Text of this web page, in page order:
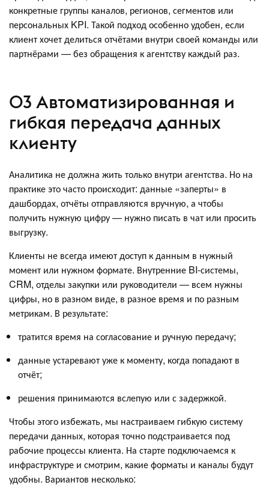
конкретные группы каналов, регионов, сегментов или
персональных KPI. Такой подход особенно удобен, если
клиент хочет делиться отчётами внутри своей команды или
партнёрами — без обращения к агентству каждый раз.
03 Автоматизированная и
гибкая передача данных
клиенту
Аналитика не должна жить только внутри агентства. Но на
практике это часто происходит: данные «заперты» в
дашбордах, отчёты отправляются вручную, а чтобы
получить нужную цифру — нужно писать в чат или просить
выгрузку.
Клиенты не всегда имеют доступ к данным в нужный
момент или нужном формате. Внутренние BI-системы,
CRM, отделы закупки или руководители — всем нужны
цифры, но в разном виде, в разное время и по разным
метрикам. В результате:
тратится время на согласование и ручную передачу;
данные устаревают уже к моменту, когда попадают в
отчёт;
решения принимаются вслепую или с задержкой.
Чтобы этого избежать, мы настраиваем гибкую систему
передачи данных, которая точно подстраивается под
рабочие процессы клиента. На старте подключаемся к
инфраструктуре и смотрим, какие форматы и каналы будут
удобны. Вариантов несколько: